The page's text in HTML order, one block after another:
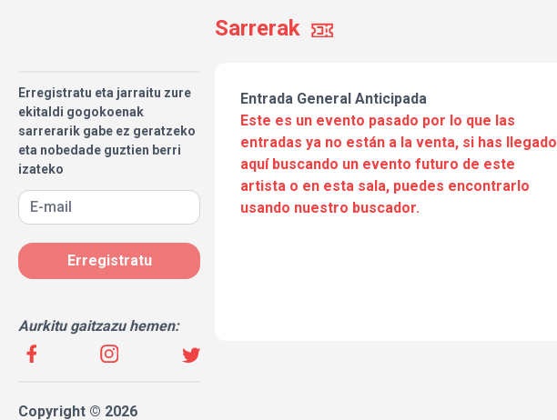
Erregistratu eta jarraitu zure
ekitaldi gogokoenak
sarrerarik gabe ez geratzeko
eta nobedade guztien berri
izateko
Erregistratu
Aurkitu gaitzazu hemen:
Copyright © 2026
Sarrerak
Entrada General Anticipada
Este es un evento pasado por lo que las
entradas ya no están a la venta, si has llegado
aquí buscando un evento futuro de este
artista o en esta sala, puedes encontrarlo
usando nuestro buscador.